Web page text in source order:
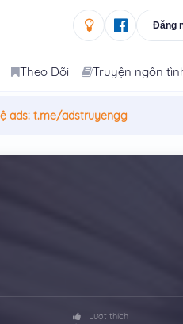
Đăng
Theo Dõi Truyện ngôn
ads: t.me/adstruyengg
Lượt thích